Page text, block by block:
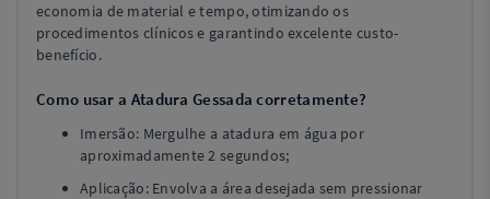
economia de material e tempo, otimizando os
procedimentos clínicos e garantindo excelente custo-
benefício.
Como usar a Atadura Gessada corretamente?
Imersão: Mergulhe a atadura em água por
aproximadamente 2 segundos;
Aplicação: Envolva a área desejada sem pressionar